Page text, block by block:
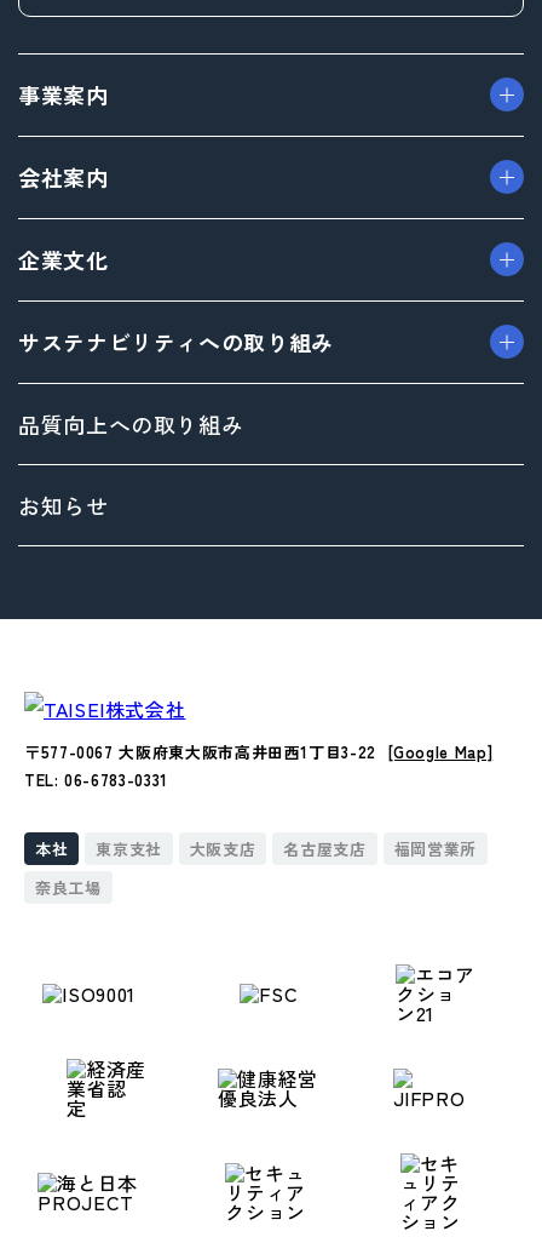
事業案内
> プロダクト事業
> デザイン事業
> マテリアル事業
> ブランド事業
会社案内
> フィロソフィ
> 企業概要
> 沿革
> 方針
> 拠点情報
企業文化
> 社内イベント・研修・福利厚生
サステナビリティへの取り組み
サステナビリティ基本方針
Environment（環境）への取り組み
Social（社会）への取り組み
品質向上への取り組み
お知らせ
〒577-0067 大阪府東大阪市高井田西1丁目3-22 [Google Map]
TEL: 06-6783-0331
本社 東京支社 大阪支店 名古屋支店
福岡営業所
奈良工場